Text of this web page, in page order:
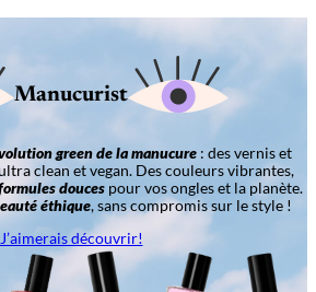
Manucurist
green de la manucure: des vernis et
clean et vegan. Des couleurs vibrantes,
douces pour vos ongles et la planète.
éthique, sans compromis sur le style !
J’aimerais découvrir!